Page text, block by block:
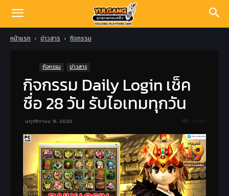
หน้าแรก ข่าวสาร กิจกรรม
กิจกรรม ข่าวสาร
กิจกรรม Daily Login เช็ค
ชื่อ 28 วัน รับไอเทมทุกวัน
พฤศจิกายน 8, 2023 11502